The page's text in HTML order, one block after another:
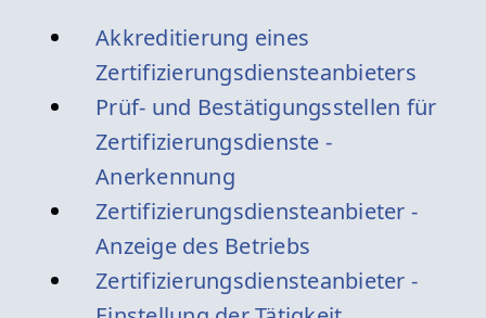
Akkreditierung eines
Zertifizierungsdiensteanbieters
Prüf- und Bestätigungsstellen für
Zertifizierungsdienste -
Anerkennung
Zertifizierungsdiensteanbieter -
Anzeige des Betriebs
Zertifizierungsdiensteanbieter -